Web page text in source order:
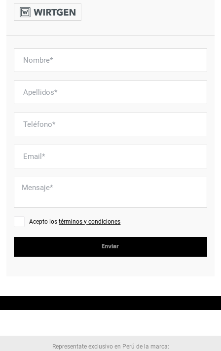
Acepto lostérminos y condiciones
Enviar
Representate exclusivo en Perú de la marca: